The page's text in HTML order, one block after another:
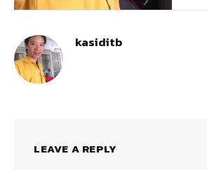
kasiditb
LEAVE A REPLY